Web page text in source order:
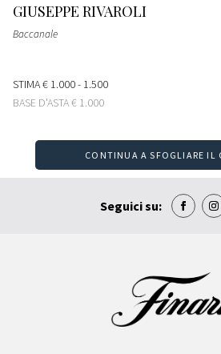
GIUSEPPE RIVAROLI
Baccanale
STIMA€ 1.000 - 1.500
BASE D'ASTA€ 1.000
CONTINUA A SFOGLIARE IL
Seguici su: